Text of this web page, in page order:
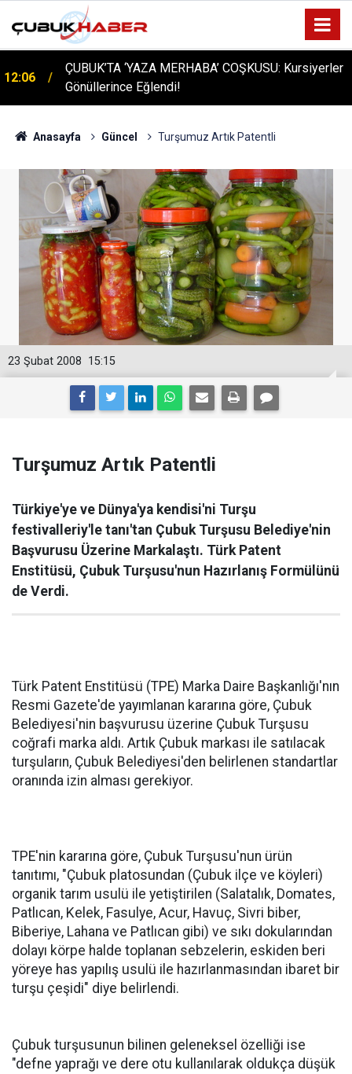
12:06
ÇUBUK’TA ‘YAZA MERHABA’ COŞKUSU: Kursiyerler
Gönüllerince Eğlendi!
Anasayfa Güncel Turşumuz Artık Patentli
15:15
23 Şubat 2008
Turşumuz Artık Patentli
Türkiye'ye ve Dünya'ya kendisi'ni Turşu
festivalleriy'le tanı'tan Çubuk Turşusu Belediye'nin
Başvurusu Üzerine Markalaştı. Türk Patent
Enstitüsü, Çubuk Turşusu'nun Hazırlanış Formülünü
de Verdi.
Türk Patent Enstitüsü (TPE) Marka Daire Başkanlığı'nın
Resmi Gazete'de yayımlanan kararına göre, Çubuk
Belediyesi'nin başvurusu üzerine Çubuk Turşusu
coğrafi marka aldı. Artık Çubuk markası ile satılacak
turşuların, Çubuk Belediyesi'den belirlenen standartlar
oranında izin alması gerekiyor.
TPE'nin kararına göre, Çubuk Turşusu'nun ürün
tanıtımı, "Çubuk platosundan (Çubuk ilçe ve köyleri)
organik tarım usulü ile yetiştirilen (Salatalık, Domates,
Patlıcan, Kelek, Fasulye, Acur, Havuç, Sivri biber,
Biberiye, Lahana ve Patlıcan gibi) ve sıkı dokularından
dolayı körpe halde toplanan sebzelerin, eskiden beri
yöreye has yapılış usulü ile hazırlanmasından ibaret bir
turşu çeşidi" diye belirlendi.
Çubuk turşusunun bilinen geleneksel özelliği ise
"defne yaprağı ve dere otu kullanılarak oldukça düşük